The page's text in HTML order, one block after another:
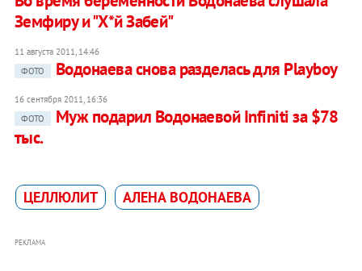
Земфиру и "Х*й Забей"
11 августа 2011, 14:46
ФОТО
Водонаева снова разделась для Playboy
16 сентября 2011, 16:36
ФОТО
Муж подарил Водонаевой Infiniti за $78
тыс.
ЦЕЛЛЮЛИТ АЛЕНА ВОДОНАЕВА
РЕКЛАМА